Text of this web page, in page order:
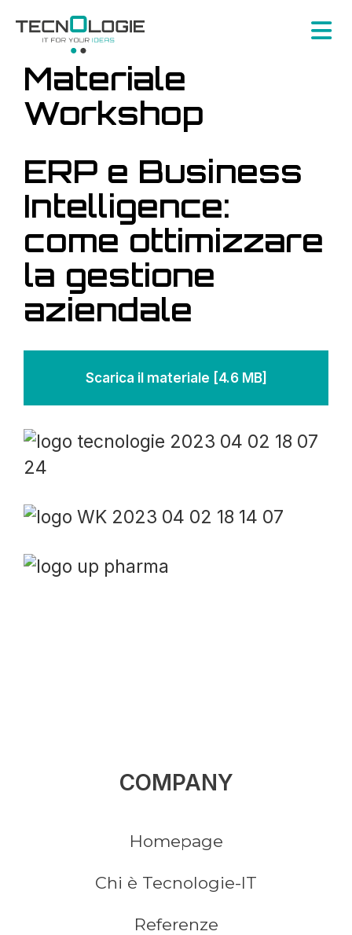
Materiale
Workshop
ERP e Business
Intelligence:
come ottimizzare
la gestione
aziendale
Scarica il materiale [4.6 MB]
COMPANY
Homepage
Chi è Tecnologie-IT
Referenze